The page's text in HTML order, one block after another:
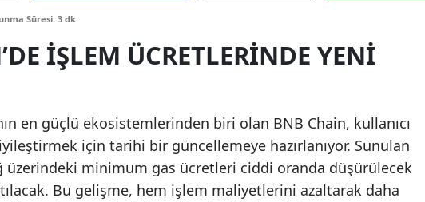
Elazığ
Erzurum
Eskişehir
Gaziantep
Süresi: 3 dk
IŞLEM ÜCRETLERINDE YENI
en güçlü ekosistemlerinden biri olan BNB Chain, kullanıcı
için tarihi bir güncellemeye hazırlanıyor. Sunulan
üzerindeki minimum gas ücretleri ciddi oranda düşürülecek
Bu gelişme, hem işlem maliyetlerini azaltarak daha